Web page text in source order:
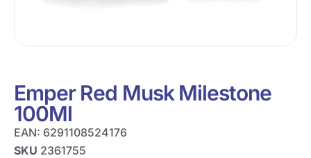
Emper Red Musk Milestone
100Ml
EAN: 6291108524176
SKU 2361755